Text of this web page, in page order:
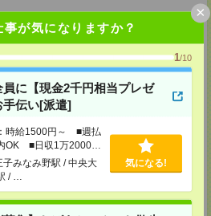
事が気になりますか？
1/10
に【現金2千円相当プレゼ
手伝い[派遣]
時給1500円～ ■週払
OK ■日収1万2000円
子みなみ野駅 / 中央大
/ …
気になる!
×
エルタワー 17F
い 2-2-1 横浜ランドマークタワー36F